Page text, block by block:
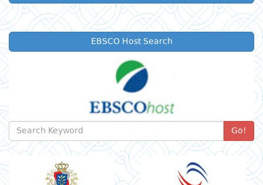
EBSCO Host Search
Go!